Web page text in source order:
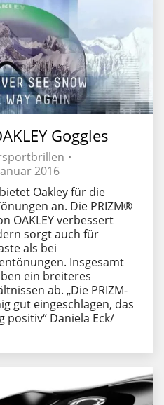
Goggles
2016
Oakley für die
an. Die PRIZM®
OAKLEY verbessert
sorgt auch für
als bei
Insgesamt
ein breiteres
ab. „Die PRIZM-
gut eingeschlagen, das
positiv“ Daniela Eck/